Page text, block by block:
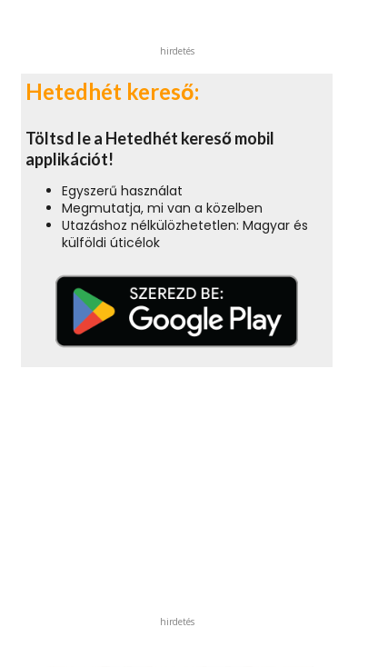
hirdetés
Hetedhét kereső:
Töltsd le a Hetedhét kereső mobil
applikációt!
Egyszerű használat
Megmutatja, mi van a közelben
Utazáshoz nélkülözhetetlen: Magyar és
külföldi úticélok
hirdetés